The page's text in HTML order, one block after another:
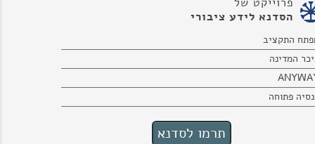
הסדנא לידע ציבורי
התקציב
המדינה
פתוחה